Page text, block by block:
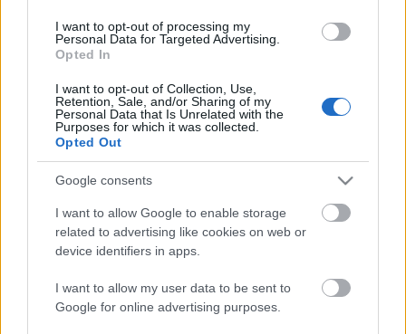
I want to opt-out of processing my
Personal Data for Targeted Advertising.
Opted In
I want to opt-out of Collection, Use,
Retention, Sale, and/or Sharing of my
Personal Data that Is Unrelated with the
Purposes for which it was collected.
Opted Out
Google consents
I want to allow Google to enable storage
related to advertising like cookies on web or
device identifiers in apps.
I want to allow my user data to be sent to
Google for online advertising purposes.
Ők lesznek a Második esély című
sorozat magyar hangjai
Jasinka Ádám•2016. július 15.
A magyar RTL mutatja be a Cool TV-n a FOX egy
évados misztikus krimisorozatát, a Második esélyt,
melynek alapötletét Mary Shelley regénye, a
Frankenstein adta. A széria főhőse Jimmy, egy
hetvenéves, egykoron kétes módszerekkel dolgozó
rendőrfőnök, akit egy betörés során meggyilkolnak,